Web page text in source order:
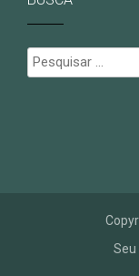
Pesquisar
por:
Seu